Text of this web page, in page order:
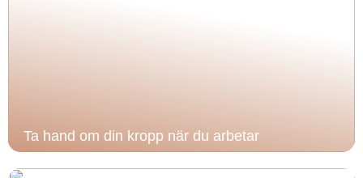
Ta hand om din kropp när du arbetar